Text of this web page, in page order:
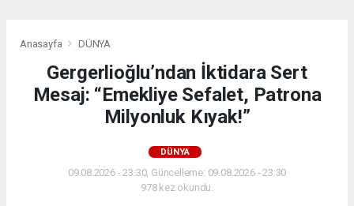
Anasayfa DÜNYA
Gergerlioğlu’ndan İktidara Sert
Mesaj: “Emekliye Sefalet, Patrona
Milyonluk Kıyak!”
DÜNYA
09.08.2026 - 23:30, Güncelleme: 09.08.2026 - 23:30
978 kez okundu.